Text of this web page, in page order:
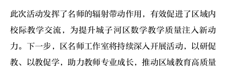
此次活动发挥了名师的辐射带动作用，有效促进了区域内
校际教学交流，为提升城子河区数学教学质量注入新动
力。下一步，区名师工作室将持续深入开展活动，以研促
教、以教促学，助力教师专业成长，推动区域教育高质量